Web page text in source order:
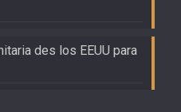
des los EEUU para